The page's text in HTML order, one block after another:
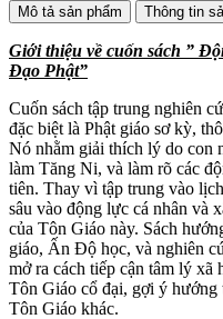
Mô tả sản phẩm
Thông tin
Giới thiệu về cuốn sách ”
Đạo Phật”
Cuốn sách tập trung nghiên
đặc biệt là Phật giáo sơ kỳ,
Nó nhằm giải thích lý do con
làm Tăng Ni, và làm rõ các
tiên. Thay vì tập trung vào
sâu vào động lực cá nhân và
của Tôn Giáo này. Sách
giáo, Ấn Độ học, và nghiên
mở ra cách tiếp cận tâm lý xã
Tôn Giáo cổ đại, gợi ý hướng
Tôn Giáo khác.